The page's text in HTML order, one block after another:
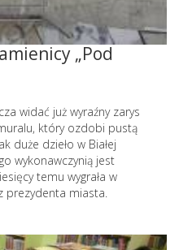
„Pod
widać już wyraźny zarys
który ozdobi pustą
duże dzieło w Białej
wykonawczynią jest
temu wygrała w
prezydenta miasta.